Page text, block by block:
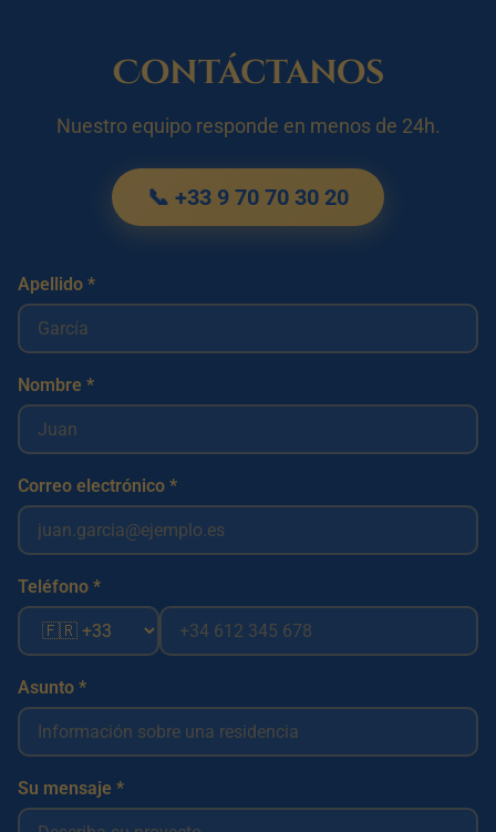
Contáctanos
Nuestro equipo responde en menos de 24h.
📞 +33 9 70 70 30 20
Apellido *
Nombre *
Correo electrónico *
Teléfono *
Asunto *
Su mensaje *